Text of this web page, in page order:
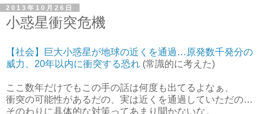
2013年10月26日
小惑星衝突危機
【社会】巨大小惑星が地球の近くを通過…原発数千発分の
威力、20年以内に衝突する恐れ (常識的に考えた)
ここ数年だけでもこの手の話は何度も出てるよなぁ、
衝突の可能性があるだの、実は近くを通過していただの…
そのわりに具体的な対策ってあまり聞かないな。